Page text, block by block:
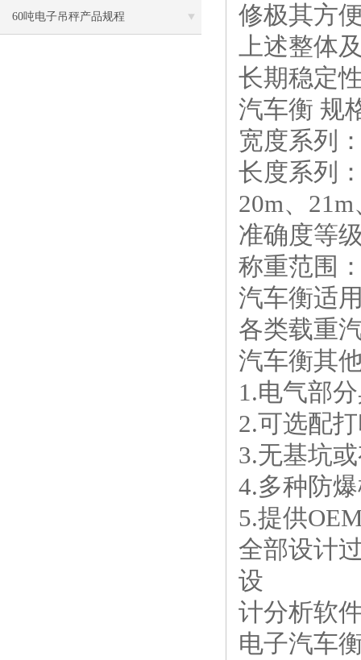
60吨电子吊秤产品规程
修极其方
上述整体
长期稳定
汽车衡 规
宽度系列
长度系列
20m、
准确度等
称重范围
汽车衡
各类载重
汽车衡其
1.电气部
2.可选配
3.无基坑
4.多种防
5.提供
全部设计
设
计分析软
电子汽车